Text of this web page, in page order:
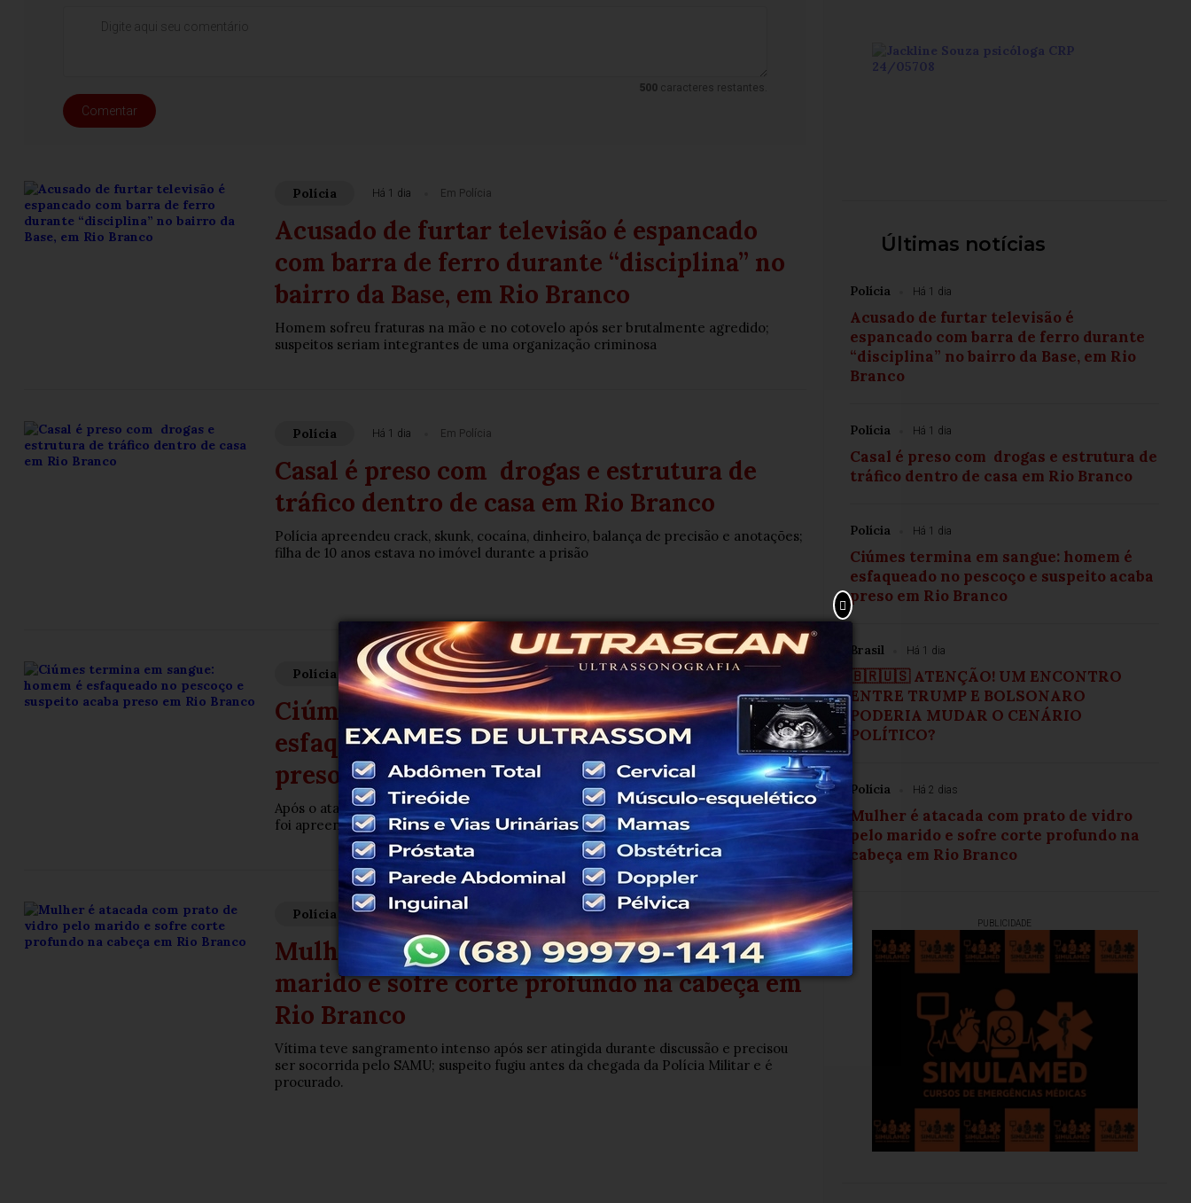
500caracteres restantes.
Comentar
Polícia Há 1 dia Em Polícia
Acusado de furtar televisão é espancado
com barra de ferro durante “disciplina” no
bairro da Base, em Rio Branco
Homem sofreu fraturas na mão e no cotovelo após ser brutalmente agredido;
suspeitos seriam integrantes de uma organização criminosa
Polícia Há 1 dia Em Polícia
Casal é preso com drogas e estrutura de
tráfico dentro de casa em Rio Branco
Polícia apreendeu crack, skunk, cocaína, dinheiro, balança de precisão e anotações;
filha de 10 anos estava no imóvel durante a prisão
Polícia Há 1 dia Em Polícia
Ciúmes termina em sangue: homem é
esfaqueado no pescoço e suspeito acaba
preso em Rio Branco
Após o ataque, suspeito foi cercado e agredido por populares; faca usada no crime
foi apreendida pela Polícia Militar.
Polícia Há 2 dias Em Polícia
Mulher é atacada com prato de vidro pelo
marido e sofre corte profundo na cabeça em
Rio Branco
Vítima teve sangramento intenso após ser atingida durante discussão e precisou
ser socorrida pelo SAMU; suspeito fugiu antes da chegada da Polícia Militar e é
procurado.
Últimas notícias
Polícia Há 1 dia
Acusado de furtar televisão é
espancado com barra de ferro durante
“disciplina” no bairro da Base, em Rio
Branco
Polícia Há 1 dia
Casal é preso com drogas e estrutura de
tráfico dentro de casa em Rio Branco
Polícia Há 1 dia
Ciúmes termina em sangue: homem é
esfaqueado no pescoço e suspeito acaba
preso em Rio Branco
Brasil Há 1 dia
🇧🇷🇺🇸 ATENÇÃO! UM ENCONTRO
ENTRE TRUMP E BOLSONARO
PODERIA MUDAR O CENÁRIO
POLÍTICO?
Polícia Há 2 dias
Mulher é atacada com prato de vidro
pelo marido e sofre corte profundo na
cabeça em Rio Branco
PUBLICIDADE